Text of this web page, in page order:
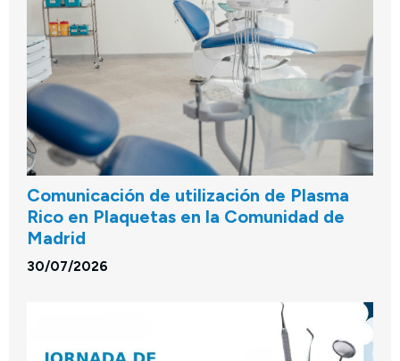
Comunicación de utilización de Plasma
Rico en Plaquetas en la Comunidad de
Madrid
30/07/2026